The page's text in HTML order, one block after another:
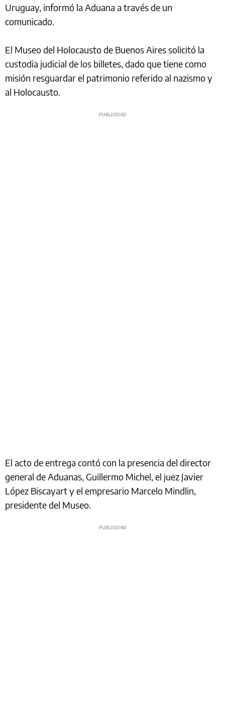
Uruguay, informó la Aduana a través de un
comunicado.
El Museo del Holocausto de Buenos Aires solicitó la
custodia judicial de los billetes, dado que tiene como
misión resguardar el patrimonio referido al nazismo y
al Holocausto.
El acto de entrega contó con la presencia del director
general de Aduanas, Guillermo Michel, el juez Javier
López Biscayart y el empresario Marcelo Mindlin,
presidente del Museo.